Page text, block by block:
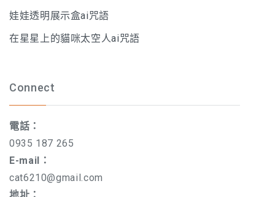
娃娃透明展示盒ai咒語
在星星上的貓咪太空人ai咒語
Connect
電話：
0935 187 265
E-mail：
cat6210@gmail.com